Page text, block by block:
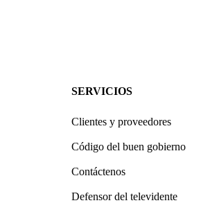
SERVICIOS
Clientes y proveedores
Código del buen gobierno
Contáctenos
Defensor del televidente